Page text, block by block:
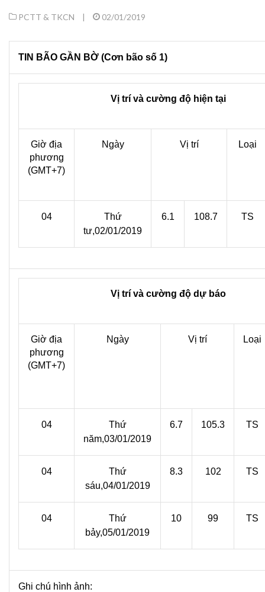
PCTT & TKCN | 02/01/2019
TIN BÃO GẦN BỜ (Cơn bão số 1)
Vị trí và cường độ hiện tại
Giờ địa
phương
(GMT+7)
Ngày Vị trí Loại
04
Thứ
tư,02/01/2019
6.1 108.7 TS
Vị trí và cường độ dự báo
Giờ địa
phương
(GMT+7)
Ngày Vị trí Loại
04
Thứ
năm,03/01/2019
6.7 105.3 TS
04
Thứ
sáu,04/01/2019
8.3 102 TS
04
Thứ
bảy,05/01/2019
10 99 TS
Ghi chú hình ảnh: